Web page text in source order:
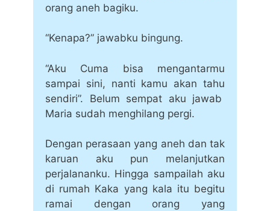
orang aneh bagiku.
“Kenapa?” jawabku bingung.
“Aku Cuma bisa mengantarmu
sampai sini, nanti kamu akan tahu
sendiri”. Belum sempat aku jawab
Maria sudah menghilang pergi.
Dengan perasaan yang aneh dan tak
karuan aku pun melanjutkan
perjalananku. Hingga sampailah aku
di rumah Kaka yang kala itu begitu
ramai dengan orang yang